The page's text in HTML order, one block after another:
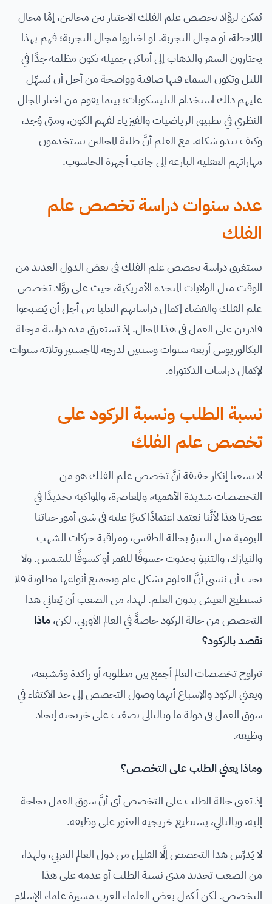
يُمكن لروَّاد تخصص علم الفلك الاختيار بين مجالين، إمَّا مجال
الملاحظة، أو مجال التجربة. لو اختاروا مجال التجربة؛ فهم بهذا
يختارون السفر والذهاب إلى أماكن جميلة تكون مظلمة جدًا في
الليل وتكون السماء فيها صافية وواضحة من أجل أن يُسهِّل
عليهم ذلك استخدام التليسكوبات؛ بينما يقوم من اختار المجال
النظري في تطبيق الرياضيات والفيزياء لفهم الكون، ومتى وُجد،
وكيف يبدو شكله. مع العلم أنَّ طلبة المجالين يستخدمون
مهاراتهم العقلية البارعة إلى جانب أجهزة الحاسوب.
عدد سنوات دراسة تخصص علم
الفلك
تستغرق دراسة تخصص علم الفلك في بعض الدول العديد من
الوقت مثل الولايات المتحدة الأمريكية، حيث على روَّاد تخصص
علم الفلك والفضاء إكمال دراساتهم العليا من أجل أن يُصبحوا
قادرين على العمل في هذا المجال. إذ تستغرق مدة دراسة مرحلة
البكالوريوس أربعة سنوات وسنتين لدرجة الماجستير وثلاثة سنوات
لإكمال دراسات الدكتوراه.
نسبة الطلب ونسبة الركود على
تخصص علم الفلك
لا يسعنا إنكار حقيقة أنَّ تخصص علم الفلك هو من
التخصصات شديدة الأهمية، والمعاصرة، والمواكبة تحديدًا في
عصرنا هذا لأنَّنا نعتمد اعتمادًا كبيرًا عليه في شتى أمور حياتنا
اليومية مثل التنبؤ بحالة الطقس، ومراقبة حركات الشهب
والنيازك، والتنبؤ بحدوث خسوفًا للقمر أو كسوفًا للشمس. ولا
يجب أن ننسى أنَّ العلوم بشكل عام وبجميع أنواعها مطلوبة فلا
نستطيع العيش بدون العلم. لهذا، من الصعب أن يُعاني هذا
التخصص من حالة الركود خاصةً في العالم الأوربي. لكن،ماذا
نقصد بالركود؟
تتراوح تخصصات العالم أجمع بين مطلوبة أو راكدة ومُشبعة،
ويعني الركود والإشباع أنهما وصول التخصص إلى حد الاكتفاء في
سوق العمل في دولة ما وبالتالي يصعُب على خريجيه إيجاد
وظيفة.
وماذا يعني الطلب على التخصص؟
إذ تعني حالة الطلب على التخصص أي أنَّ سوق العمل بحاجة
إليه، وبالتالي، يستطيع خريجيه العثور على وظيفة.
لا يُدرِّس هذا التخصص إلَّا القليل من دول العالم العربي، ولهذا،
من الصعب تحديد مدى نسبة الطلب أو عدمه على هذا
التخصص. لكن أكمل بعض العلماء العرب مسيرة علماء الإسلام